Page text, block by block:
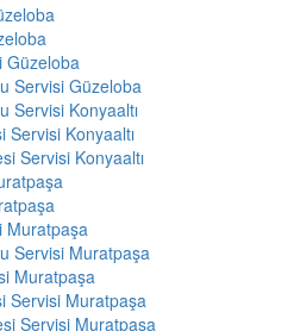
Güzeloba
Servisi Güzeloba
Servisi Konyaaltı
Servisi Konyaaltı
Servisi Konyaaltı
Muratpaşa
Servisi Muratpaşa
Muratpaşa
Servisi Muratpaşa
Servisi Muratpaşa